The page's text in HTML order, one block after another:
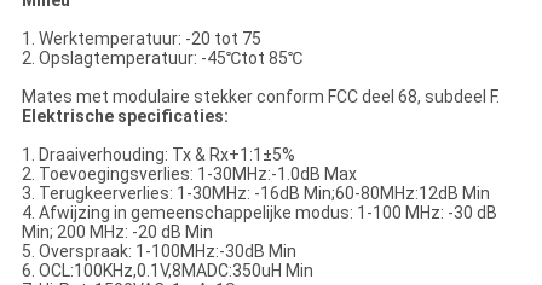
1. Werktemperatuur: -20 tot 75
2. Opslagtemperatuur: -45℃tot 85℃
Mates met modulaire stekker conform FCC deel 68, subdeel F.
Elektrische specificaties:
1. Draaiverhouding: Tx & Rx+1:1±5%
2. Toevoegingsverlies: 1-30MHz:-1.0dB Max
3. Terugkeerverlies: 1-30MHz: -16dB Min;60-80MHz:12dB Min
4. Afwijzing in gemeenschappelijke modus: 1-100 MHz: -30 dB
Min; 200 MHz: -20 dB Min
5. Overspraak: 1-100MHz:-30dB Min
6. OCL:100KHz,0.1V,8MADC:350uH Min